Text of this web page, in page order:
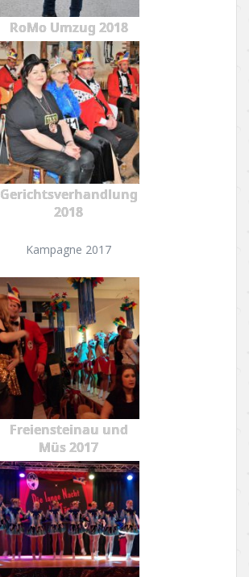
RoMo Umzug 2018
Gerichtsverhandlung
2018
Kampagne 2017
Freiensteinau und
Müs 2017